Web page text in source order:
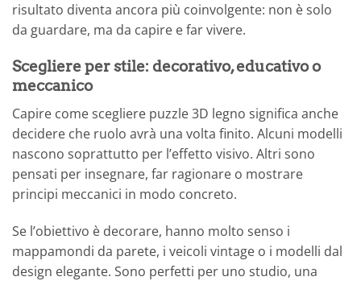
risultato diventa ancora più coinvolgente: non è solo
da guardare, ma da capire e far vivere.
Scegliere per stile: decorativo, educativo o
meccanico
Capire come scegliere puzzle 3D legno significa anche
decidere che ruolo avrà una volta finito. Alcuni modelli
nascono soprattutto per l’effetto visivo. Altri sono
pensati per insegnare, far ragionare o mostrare
principi meccanici in modo concreto.
Se l’obiettivo è decorare, hanno molto senso i
mappamondi da parete, i veicoli vintage o i modelli dal
design elegante. Sono perfetti per uno studio, una